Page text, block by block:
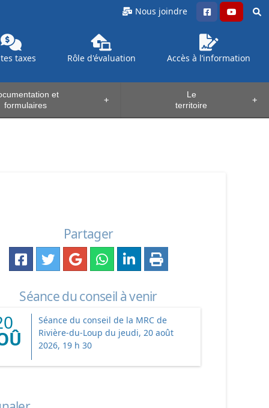
Nous joindre
taxes Rôle d'évaluation Accès à l’information
+
et
formulaires
+
Le
territoire
Partager
Séance du conseil à venir
Séance du conseil de la MRC de
Rivière-du-Loup du jeudi, 20 août
2026, 19 h 30